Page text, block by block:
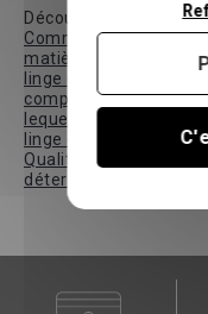
Découvrez nos guides :
Comment choisir la
matière choisir pour
linge de lit de qualité ?
comprendre avant de
lequel choisir selon
linge de maison : que
Qualité du coton :
déterminante